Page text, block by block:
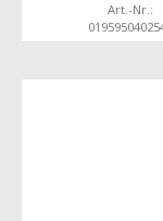
Art.-Nr.: